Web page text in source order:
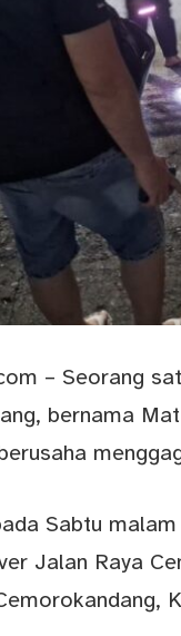
– Seorang
bernama
Sabtu
Jalan Raya